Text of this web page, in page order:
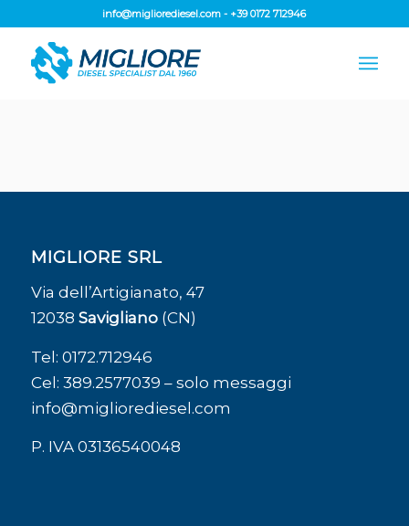
info@migliorediesel.com - +39 0172 712946
MIGLIORE SRL
Via dell’Artigianato, 47
12038 Savigliano(CN)
Tel: 0172.712946
Cel: 389.2577039 – solo messaggi
info@migliorediesel.com
P. IVA 03136540048